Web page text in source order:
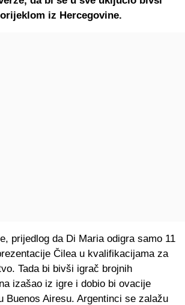
iz Hercegovine.
prijedlog da Di Maria odigra samo 11
Čilea u kvalifikacijama za
Tada bi bivši igrač brojnih
izašao iz igre i dobio bi ovacije
Buenos Airesu. Argentinci se zalažu